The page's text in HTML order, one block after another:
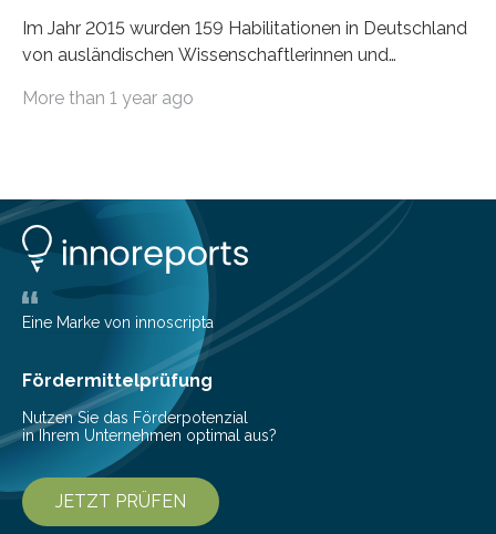
Im Jahr 2015 wurden 159 Habilitationen in Deutschland
von ausländischen Wissenschaftlerinnen und
More than 1 year ago
Eine Marke von innoscripta
Fördermittelprüfung
Nutzen Sie das Förderpotenzial
in Ihrem Unternehmen optimal aus?
JETZT PRÜFEN